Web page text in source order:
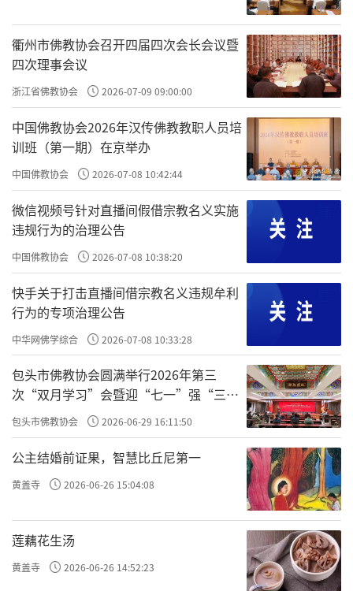
习密教，同年，因为惠果法师的离世，空海悲
痛万分，为师傅写下了碑文，即现存日本真言
宗著述中的“大唐神都青龙寺故三朝国师灌顶
阿阇梨惠果和尚之碑”，并于706年携带惠果法
师传授给他的大量佛教经典、造像、绘画、法
器以及密教仪式内容等，返回日本。从此，长
安密教正式被传播到日本，此次空海所传授而
来的密教被认为是纯密，又因为空海回到日本
后，在东寺进行密教的传播，故而此派密教也
被称为东密。之后，空海以东寺为中心，得到
嵯峨天皇等四任天皇的大力支持，并在高野山
创建了金刚峰寺，弘扬密教，使密教在日本得
到强力发展，对日本佛教产生了深远的影响。
在921年，被醍醐天皇赐予“弘法大师”之号。
空海的弟子中，最著名的是真雅，以金刚
峰寺为基地传播密教。真雅死后，其弟子理源
大师圣宝继续密教之事业。
圣宝在874年来到京都郊外的笠取山上建立
了醍醐寺，寺名源于此地的甘甜的泉水，恰如
佛教中所说之醍醐味。圣宝在寺中供奉准提观
音和如意轮观音，为天皇和百姓祈福。寺院因
此渐渐昌盛。圣宝建立醍醐寺的这一年，正是
衢州市佛教协会召开四届四次会长会议暨
四次理事会议
浙江省佛教协会 2026-07-09 09:00:00
中国佛教协会2026年汉传佛教教职人员培
训班（第一期）在京举办
中国佛教协会 2026-07-08 10:42:44
微信视频号针对直播间假借宗教名义实施
违规行为的治理公告
中国佛教协会 2026-07-08 10:38:20
快手关于打击直播间借宗教名义违规牟利
行为的专项治理公告
中华网佛学综合 2026-07-08 10:33:28
包头市佛教协会圆满举行2026年第三
次“双月学习”会暨迎“七一”强“三
爱”主题书画笔会
包头市佛教协会 2026-06-29 16:11:50
公主结婚前证果，智慧比丘尼第一
黄盖寺 2026-06-26 15:04:08
莲藕花生汤
黄盖寺 2026-06-26 14:52:23